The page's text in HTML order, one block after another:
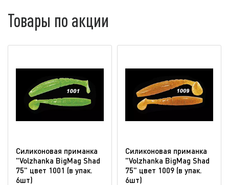
Товары по акции
Силиконовая приманка
"Volzhanka BigMag Shad
75" цвет 1001 (в упак.
6шт)
Силиконовая приманка
"Volzhanka BigMag Shad
75" цвет 1009 (в упак.
6шт)